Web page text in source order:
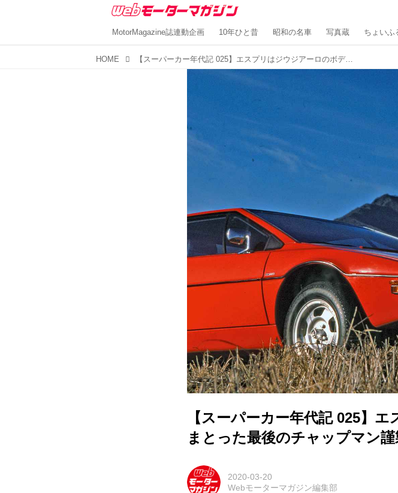
MotorMagazine誌連動企画 10年ひと昔 昭和の名車 写真蔵 ちょいふ
HOME 【スーパーカー年代記 025】エスプリはジウジアーロのボディをまとった最後のチャップマン謹製ロータスだった
【スーパーカー年代記 025】
まとった最後のチャップマン
2020-03-20
Webモーターマガジン編集部